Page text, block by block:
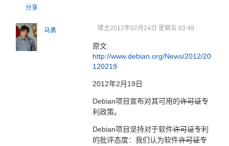
分享
马勇 楼主2012年02月24日 星期五 03:49
原文
http://www.debian.org/News/2012/20
120219
2012年2月19日
Debian项目宣布对其可用的许可证专
利政策。
Debian项目坚持对于软件许可证专利
的批评态度：我们认为软件许可证专